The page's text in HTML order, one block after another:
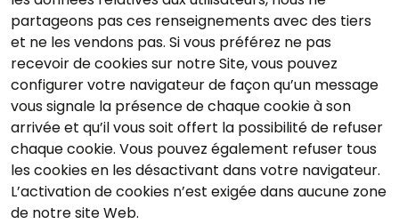
partageons pas ces renseignements avec des tiers
et ne les vendons pas. Si vous préférez ne pas
recevoir de cookies sur notre Site, vous pouvez
configurer votre navigateur de façon qu’un message
vous signale la présence de chaque cookie à son
arrivée et qu’il vous soit offert la possibilité de refuser
chaque cookie. Vous pouvez également refuser tous
les cookies en les désactivant dans votre navigateur.
L’activation de cookies n’est exigée dans aucune zone
de notre site Web.